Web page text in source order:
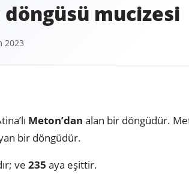
mucizesi
2023
Meton’dan alan bir döngüdür.
bir döngüdür.
ve 235 aya eşittir.